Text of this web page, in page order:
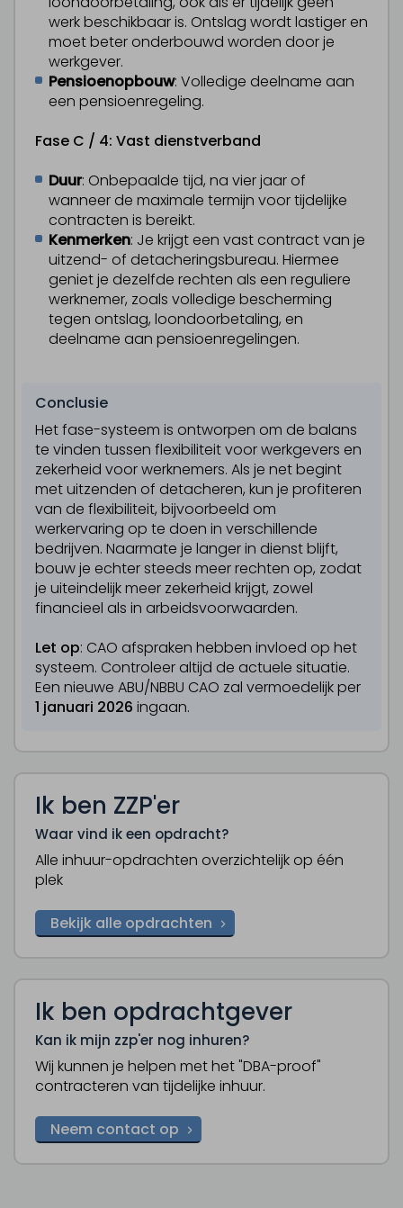
werk beschikbaar is. Ontslag wordt lastiger en
moet beter onderbouwd worden door je
werkgever.
Pensioenopbouw: Volledige deelname aan
een pensioenregeling.
Fase C / 4: Vast dienstverband
Duur: Onbepaalde tijd, na vier jaar of
wanneer de maximale termijn voor tijdelijke
contracten is bereikt.
Kenmerken: Je krijgt een vast contract van je
uitzend- of detacheringsbureau. Hiermee
geniet je dezelfde rechten als een reguliere
werknemer, zoals volledige bescherming
tegen ontslag, loondoorbetaling, en
deelname aan pensioenregelingen.
Conclusie
Het fase-systeem is ontworpen om de balans
te vinden tussen flexibiliteit voor werkgevers en
zekerheid voor werknemers. Als je net begint
met uitzenden of detacheren, kun je profiteren
van de flexibiliteit, bijvoorbeeld om
werkervaring op te doen in verschillende
bedrijven. Naarmate je langer in dienst blijft,
bouw je echter steeds meer rechten op, zodat
je uiteindelijk meer zekerheid krijgt, zowel
financieel als in arbeidsvoorwaarden.
Let op: CAO afspraken hebben invloed op het
systeem. Controleer altijd de actuele situatie.
Een nieuwe ABU/NBBU CAO zal vermoedelijk per
1 januari 2026 ingaan.
Ik ben ZZP'er
Waar vind ik een opdracht?
Alle inhuur-opdrachten overzichtelijk op één
plek
Bekijk alle opdrachten
Ik ben opdrachtgever
Kan ik mijn zzp'er nog inhuren?
Wij kunnen je helpen met het "DBA-proof"
contracteren van tijdelijke inhuur.
Neem contact op